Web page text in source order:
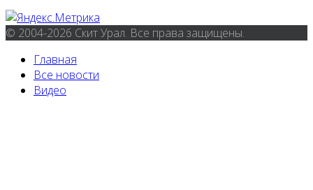
© 2004-2026 Скит Урал. Все права защищены.
Главная
Все новости
Видео